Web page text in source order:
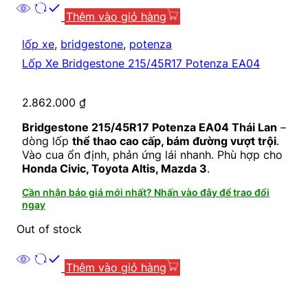
Thêm vào giỏ hàng
lốp xe, bridgestone, potenza
Lốp Xe Bridgestone 215/45R17 Potenza EA04
2.862.000 ₫
Bridgestone 215/45R17 Potenza EA04 Thái Lan –
dòng lốp thể thao cao cấp, bám đường vượt trội.
Vào cua ổn định, phản ứng lái nhanh. Phù hợp cho
Honda Civic, Toyota Altis, Mazda 3.
Cần nhận báo giá mới nhất? Nhấn vào đây để trao đổi
ngay
Out of stock
Thêm vào giỏ hàng